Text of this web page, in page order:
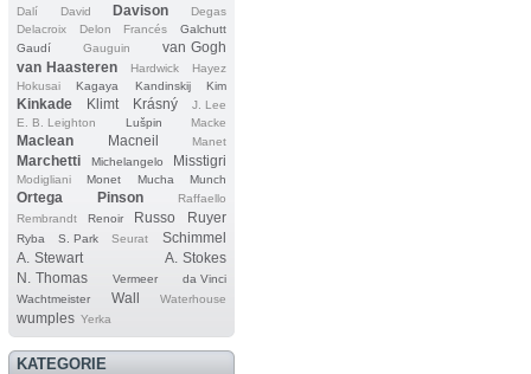
Dalí
David Davison
Degas
Delacroix
Delon Francés
Galchutt
Gaudí
Gauguin
van Gogh
van Haasteren
Hardwick
Hayez
Hokusai
Kagaya Kandinskij Kim
Kinkade Klimt Krásný
J. Lee
E. B. Leighton
Lušpin Macke
Maclean Macneil Manet
Marchetti Michelangelo Misstigri
Modigliani Monet Mucha Munch
Ortega Pinson
Raffaello
Rembrandt
Renoir Russo Ruyer
Ryba S. Park Seurat
Schimmel
A. Stewart
A. Stokes
N. Thomas
Vermeer
da Vinci
Wachtmeister
Wall Waterhouse
wumples Yerka
KATEGORIE